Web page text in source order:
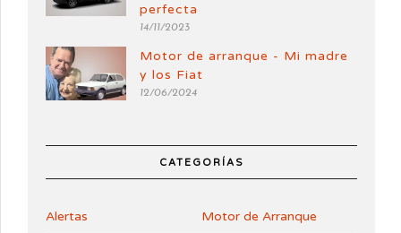
perfecta
14/11/2023
Motor de arranque - Mi madre
y los Fiat
12/06/2024
CATEGORÍAS
Alertas Motor de Arranque